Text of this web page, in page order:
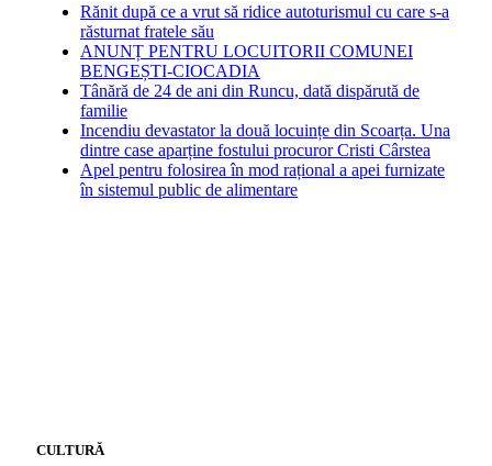
Rănit după ce a vrut să ridice autoturismul cu care s-a
răsturnat fratele său
ANUNȚ PENTRU LOCUITORII COMUNEI
BENGEȘTI-CIOCADIA
Tânără de 24 de ani din Runcu, dată dispărută de
familie
Incendiu devastator la două locuințe din Scoarța. Una
dintre case aparține fostului procuror Cristi Cârstea
Apel pentru folosirea în mod rațional a apei furnizate
în sistemul public de alimentare
CULTURĂ